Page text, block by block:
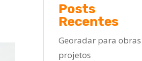
Posts
Recentes
Georadar para obras
projetos